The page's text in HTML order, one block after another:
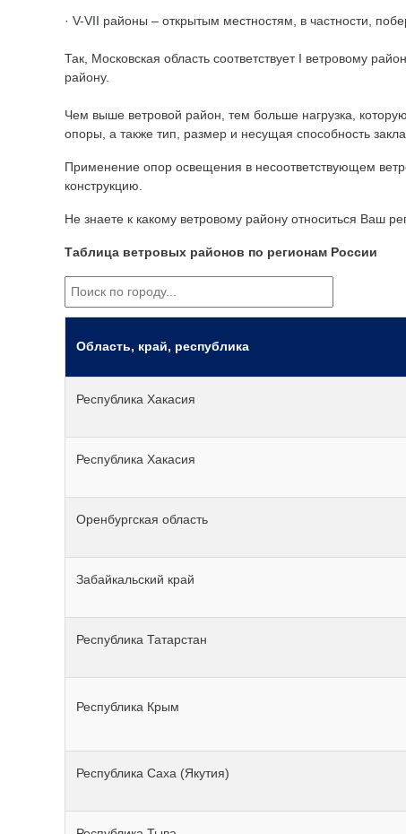
· V-VII районы – открытым местностям, в частности,
Так, Московская область соответствует I ветровому
району.
Чем выше ветровой район, тем больше нагрузка,
опоры, а также тип, размер и несущая способность
Применение опор освещения в несоответствующем
конструкцию.
Не знаете к какому ветровому району относиться Ваш
Таблица ветровых районов по регионам России
Область, край, республика
Республика Хакасия
Республика Хакасия
Оренбургская область
Забайкальский край
Республика Татарстан
Республика Крым
Республика Саха (Якутия)